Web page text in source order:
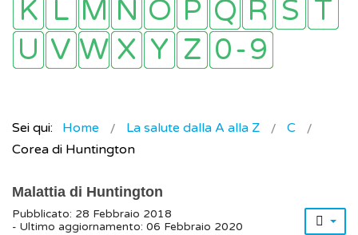
Sei qui: Home La salute dalla A alla Z
C
Corea di Huntington
Malattia di Huntington
Pubblicato: 28 Febbraio 2018
- Ultimo aggiornamento: 06 Febbraio 2020